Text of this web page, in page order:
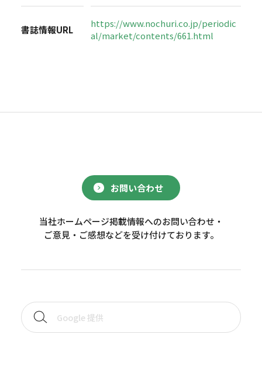
書誌情報URL
https://www.nochuri.co.jp/periodic
al/market/contents/661.html
お問い合わせ
当社ホームページ掲載情報へのお問い合わせ・
ご意見・ご感想などを受け付けております。